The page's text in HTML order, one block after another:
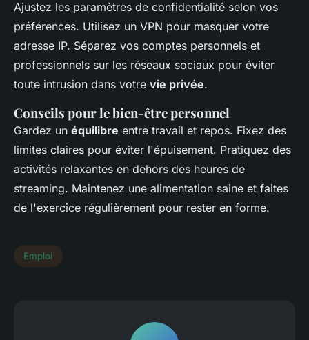
Ajustez les paramètres de confidentialité selon vos
préférences. Utilisez un VPN pour masquer votre
adresse IP. Séparez vos comptes personnels et
professionnels sur les réseaux sociaux pour éviter
toute intrusion dans votre vie privée.
Conseils pour le bien-être personnel
Gardez un équilibre entre travail et repos. Fixez des
limites claires pour éviter l'épuisement. Pratiquez des
activités relaxantes en dehors des heures de
streaming. Maintenez une alimentation saine et faites
de l'exercice régulièrement pour rester en forme.
Emploi